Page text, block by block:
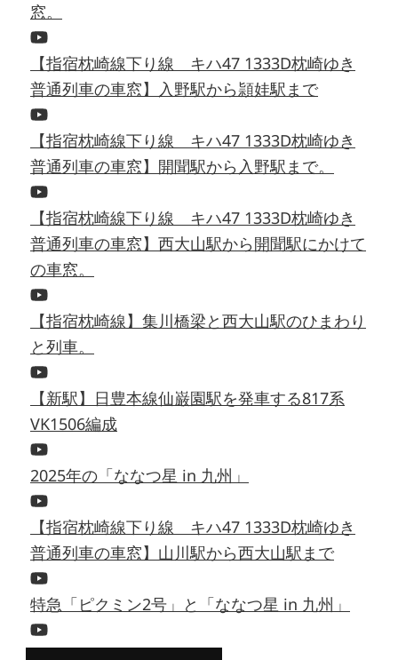
窓。
【指宿枕崎線下り線 キハ47 1333D枕崎ゆき
普通列車の車窓】入野駅から頴娃駅まで
【指宿枕崎線下り線 キハ47 1333D枕崎ゆき
普通列車の車窓】開聞駅から入野駅まで。
【指宿枕崎線下り線 キハ47 1333D枕崎ゆき
普通列車の車窓】西大山駅から開聞駅にかけて
の車窓。
【指宿枕崎線】集川橋梁と西大山駅のひまわり
と列車。
【新駅】日豊本線仙巌園駅を発車する817系
VK1506編成
2025年の「ななつ星 in 九州」
【指宿枕崎線下り線 キハ47 1333D枕崎ゆき
普通列車の車窓】山川駅から西大山駅まで
特急「ピクミン2号」と「ななつ星 in 九州」